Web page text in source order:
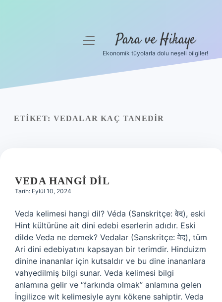
Yasal Uyarı
menüyü
Para ve Hikaye
Ekonomik tüyolarla dolu neşeli bilgiler!
ETIKET: VEDALAR KAÇ TANEDIR
VEDA HANGI DIL
Tarih: Eylül 10, 2024
Veda kelimesi hangi dil? Véda (Sanskritçe: वेद), eski
Hint kültürüne ait dini edebi eserlerin adıdır. Eski
dilde Veda ne demek? Vedalar (Sanskritçe: वेद), tüm
Ari dini edebiyatını kapsayan bir terimdir. Hinduizm
dinine inananlar için kutsaldır ve bu dine inananlara
vahyedilmiş bilgi sunar. Veda kelimesi bilgi
anlamına gelir ve “farkında olmak” anlamına gelen
İngilizce wit kelimesiyle aynı kökene sahiptir. Veda